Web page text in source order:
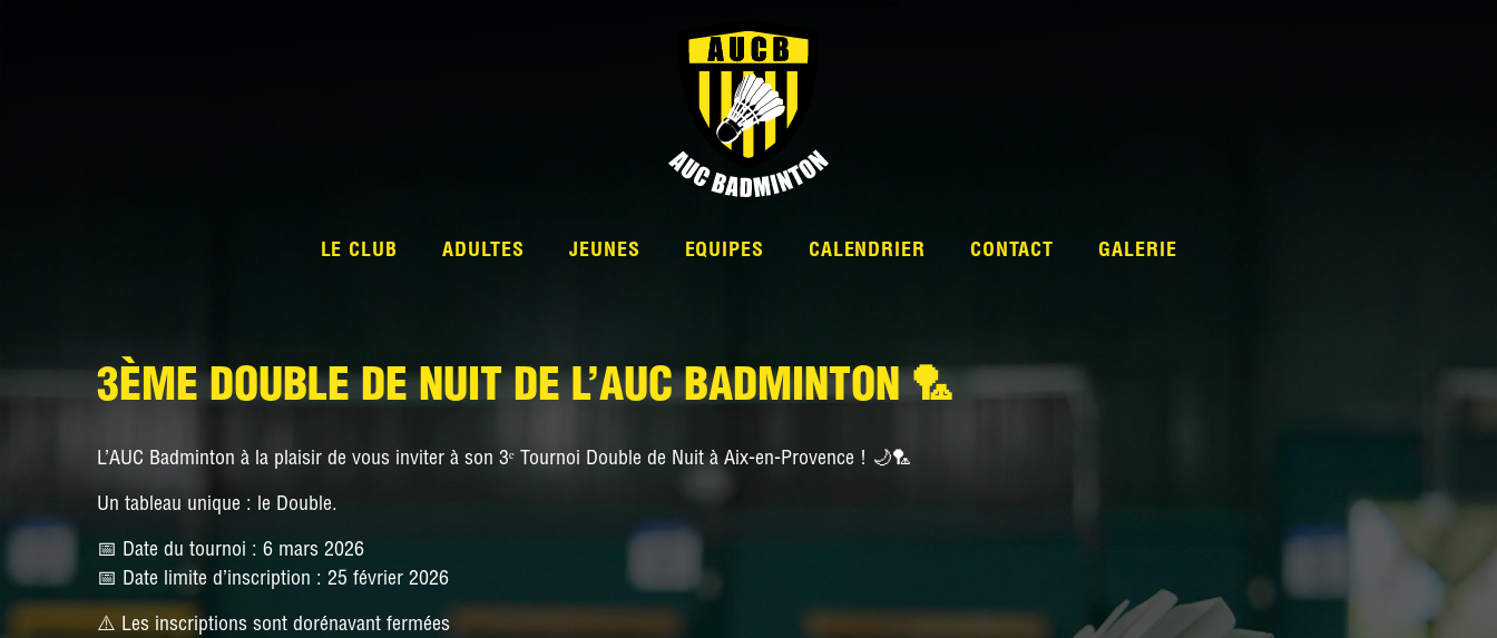
LE CLUB ADULTES JEUNES EQUIPES
L’ÉQUIPE
CALENDRIER CONTACT GALERIE
3ÈME DOUBLE DE NUIT DE L’AUC BADMINTON 🏸
L’AUC Badminton à la plaisir de vous inviter à son 3ᵉ Tournoi Double de Nuit à Aix-en-Provence ! 🌙🏸
Un tableau unique : le Double.
📅 Date du tournoi : 6 mars 2026
📅 Date limite d’inscription : 25 février 2026
⚠️ Les inscriptions sont dorénavant fermées